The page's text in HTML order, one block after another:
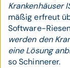
Krankenhäuser
mäßig erfreut
Software-
werden den
eine Lösung
so Schinnerer.